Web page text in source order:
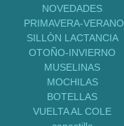
NOVEDADES
PRIMAVERA-VERANO
SILLÒN LACTANCIA
OTOÑO-INVIERNO
MUSELINAS
MOCHILAS
BOTELLAS
VUELTA AL COLE